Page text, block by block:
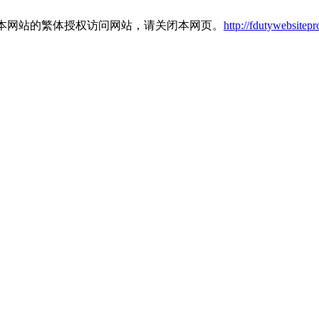
网站的繁体授权访问网站，请关闭本网页。 http://